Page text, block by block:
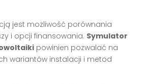
jest możliwość porównania
i opcji finansowania. Symulator
powinien pozwalać na
wariantów instalacji i metod